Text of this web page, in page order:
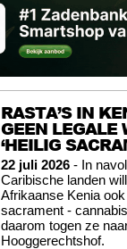
RASTA’S IN
GEEN LEGALE
‘HEILIG
22 juli 2026 - In
Caribische landen
Afrikaanse Kenia
sacrament -
daarom togen ze
Hooggerechtshof.